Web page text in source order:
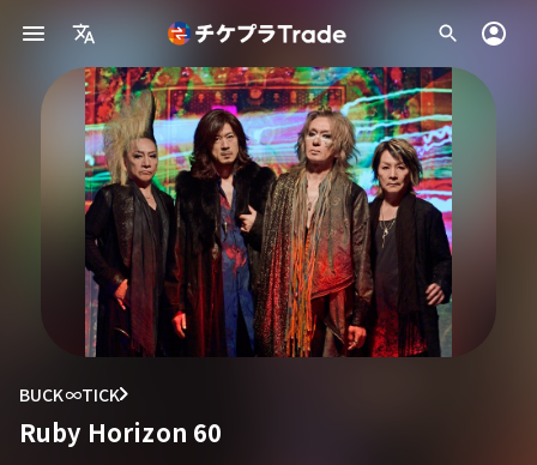
BUCK∞TICK
Ruby Horizon 60